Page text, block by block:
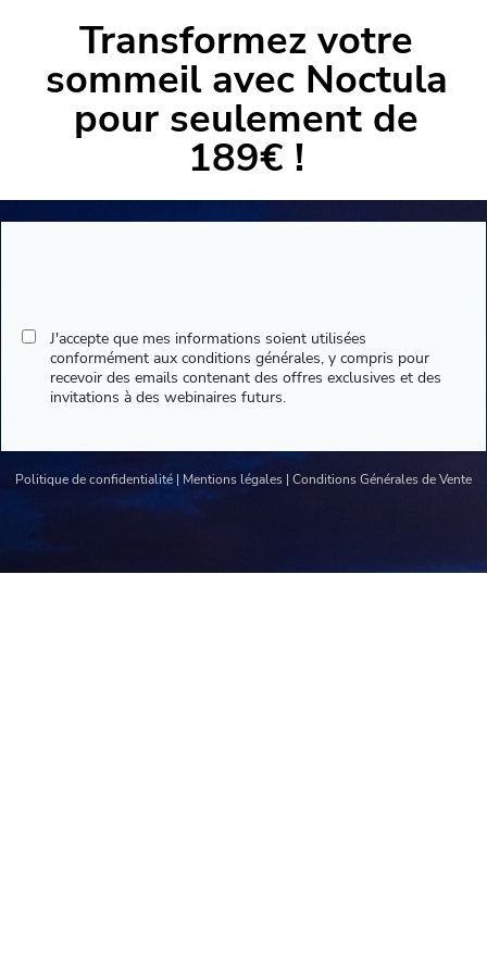
Transformez votre
sommeil avec Noctula
pour seulement de
189€ !
J'accepte que mes informations soient utilisées
conformément aux conditions générales, y compris pour
recevoir des emails contenant des offres exclusives et des
invitations à des webinaires futurs.
Politique de confidentialité | Mentions légales | Conditions Générales de Vente